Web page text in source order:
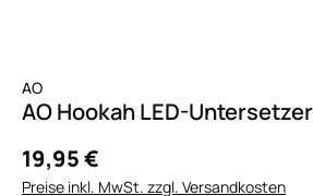
AO
AO Hookah LED-
19,95 €
Preise inkl. MwSt. zzgl. Versandkosten